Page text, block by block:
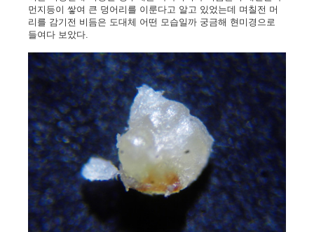
먼지등이 쌓여 큰 덩어리를 이룬다고 알고 있었는데 며칠전 머
리를 감기전 비듬은 도대체 어떤 모습일 까 궁금해 현미경으로
들여다 보았다.